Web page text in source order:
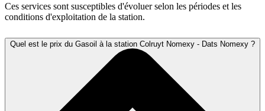
Ces services sont susceptibles d'évoluer selon les périodes et les
conditions d'exploitation de la station.
Quel est le prix du Gasoil à la station Colruyt Nomexy - Dats Nomexy ?